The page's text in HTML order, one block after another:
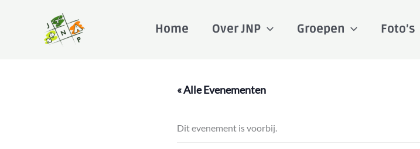
Home Over JNP Groepen Foto’s
« Alle Evenementen
Dit evenement is voorbij.